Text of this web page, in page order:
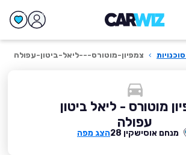
› צמפיון-מוטורס---ליאל-ביטון-עפולה
מוטורס - ליאל ביטון
עפולה
מנחם אוסישקין 28 הצג מפה